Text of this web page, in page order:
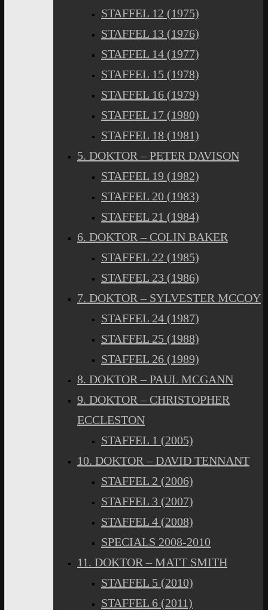
STAFFEL 12 (1975)
STAFFEL 13 (1976)
STAFFEL 14 (1977)
STAFFEL 15 (1978)
STAFFEL 16 (1979)
STAFFEL 17 (1980)
STAFFEL 18 (1981)
5. DOKTOR – PETER DAVISON
STAFFEL 19 (1982)
STAFFEL 20 (1983)
STAFFEL 21 (1984)
6. DOKTOR – COLIN BAKER
STAFFEL 22 (1985)
STAFFEL 23 (1986)
7. DOKTOR – SYLVESTER MCCOY
STAFFEL 24 (1987)
STAFFEL 25 (1988)
STAFFEL 26 (1989)
8. DOKTOR – PAUL MCGANN
9. DOKTOR – CHRISTOPHER
ECCLESTON
STAFFEL 1 (2005)
10. DOKTOR – DAVID TENNANT
STAFFEL 2 (2006)
STAFFEL 3 (2007)
STAFFEL 4 (2008)
SPECIALS 2008-2010
11. DOKTOR – MATT SMITH
STAFFEL 5 (2010)
STAFFEL 6 (2011)